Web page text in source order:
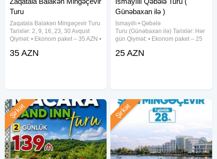
Turu
Zaqatala Balakən Mingəçevir Turu
Tarixlər: 2, 9, 16, 23, 30 Avqust
Qiymət: • Ekonom paket – 35 AZN •
yeməyi daxil) Qiymətə daxildir: •
35 AZN
Günəbaxan ilə )
İsmayıllı • Qəbələ
Turu (Günəbaxan ilə) Tarixlər: Hər
gün Qiymət: • Ekonom paket – 25
(səhər yeməyi daxil) Qiymətə
25 AZN
Şirkət Şirkət